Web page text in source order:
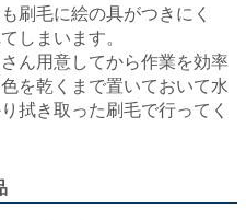
刷毛に絵の具がつきにく
しまいます。
ん用意してから作業を効率
を乾くまで置いておいて水
拭き取った刷毛で行ってく